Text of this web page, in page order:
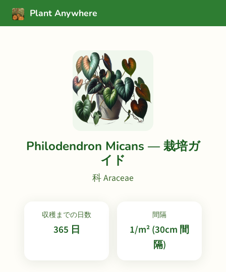
Plant Anywhere
Philodendron Micans — 栽培ガ
イド
科 Araceae
収穫までの日数
365 日
間隔
1/m² (30cm 間
隔)